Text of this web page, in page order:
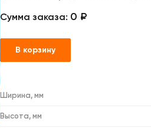
Сумма заказа: 0 ₽
В корзину
Ширина, мм
Высота, мм